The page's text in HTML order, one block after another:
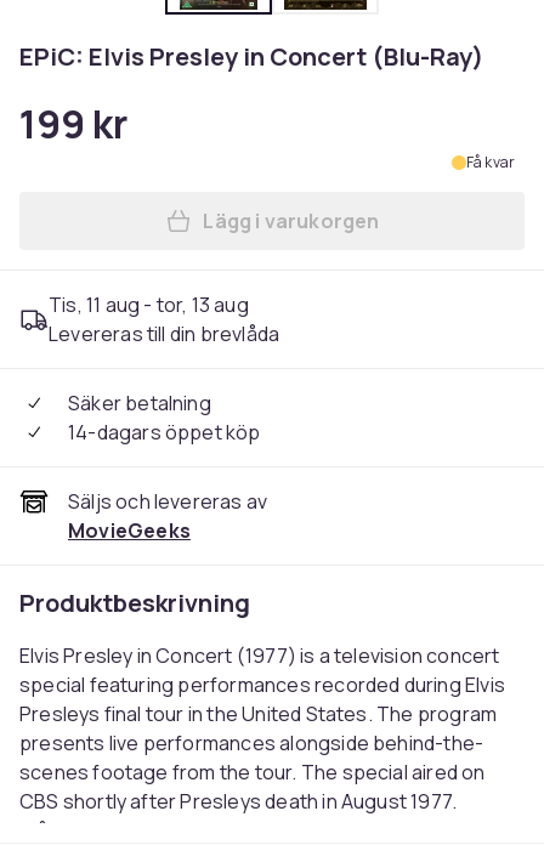
EPiC: Elvis Presley in Concert (Blu-Ray)
199 kr
Få kvar
Lägg till EPiC: Elvis
Lägg i varukorgen
Tis, 11 aug - tor, 13 aug
Levereras till din brevlåda
Säker betalning
14-dagars öppet köp
Säljs och levereras av
MovieGeeks
Produktbeskrivning
Elvis Presley in Concert (1977) is a television concert
special featuring performances recorded during Elvis
Presleys final tour in the United States. The program
presents live performances alongside behind-the-
scenes footage from the tour. The special aired on
CBS shortly after Presleys death in August 1977.
Från IMDB: